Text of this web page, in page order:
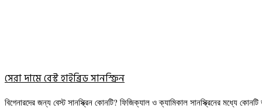
সেরা দামে বেস্ট হাইব্রিড সানস্ক্রিন
বিগেনারদের জন্য বেস্ট সানস্ক্রিন কোনটি? ফিজিক্যাল ও ক্যামিকাল সানস্ক্রিনের মধ্যে